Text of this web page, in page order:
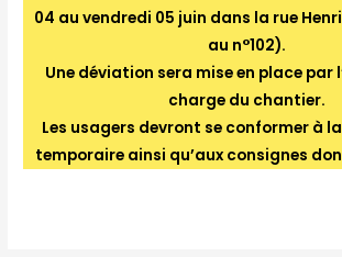
04 au vendredi 05 juin dans la rue
au n°102).
Une déviation sera mise en place par
charge du chantier.
Les usagers devront se conformer à
temporaire ainsi qu’aux consignes